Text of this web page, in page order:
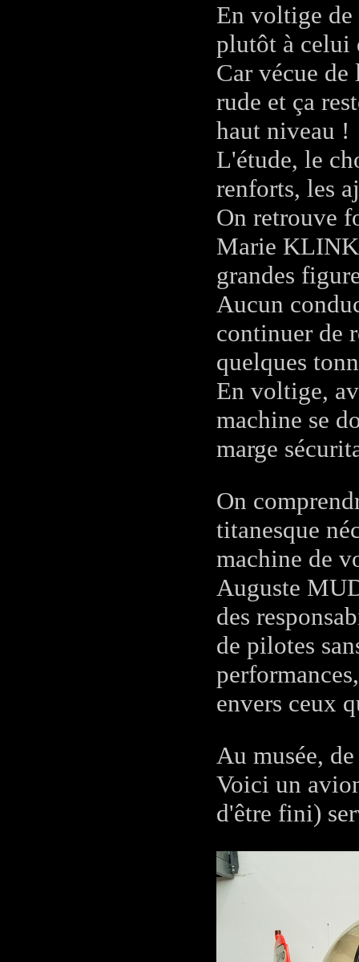
En voltige de
plutôt à celui
Car vécue
rude et ça
haut niveau !
L'étude, le
renforts, les
On retrouve
Marie
grandes
Aucun
continuer de
quelques
En voltige,
machine se
marge
On
titanesque
machine de
Auguste
des
de pilotes
envers ceux
Au musée,
Voici un
d'être fini)